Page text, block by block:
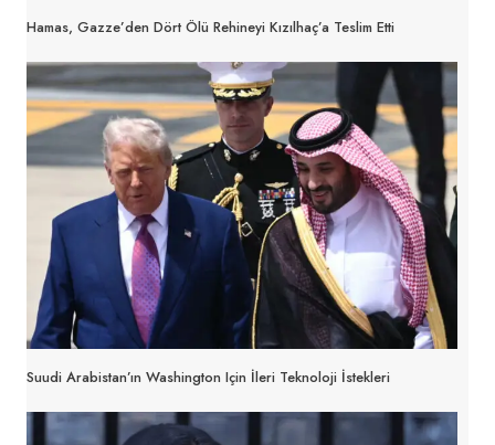
Hamas, Gazze’den Dört Ölü Rehineyi Kızılhaç’a Teslim Etti
Suudi Arabistan’ın Washington Için İleri Teknoloji İstekleri